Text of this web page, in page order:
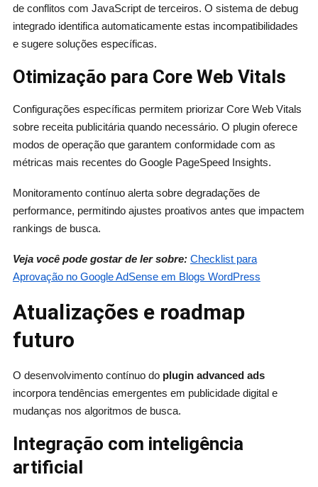
de conflitos com JavaScript de terceiros. O sistema de debug
integrado identifica automaticamente estas incompatibilidades
e sugere soluções específicas.
Otimização para Core Web Vitals
Configurações específicas permitem priorizar Core Web Vitals
sobre receita publicitária quando necessário. O plugin oferece
modos de operação que garantem conformidade com as
métricas mais recentes do Google PageSpeed Insights.
Monitoramento contínuo alerta sobre degradações de
performance, permitindo ajustes proativos antes que impactem
rankings de busca.
Veja você pode gostar de ler sobre: Checklist para
Aprovação no Google AdSense em Blogs WordPress
Atualizações e roadmap
futuro
O desenvolvimento contínuo do plugin advanced ads
incorpora tendências emergentes em publicidade digital e
mudanças nos algoritmos de busca.
Integração com inteligência
artificial